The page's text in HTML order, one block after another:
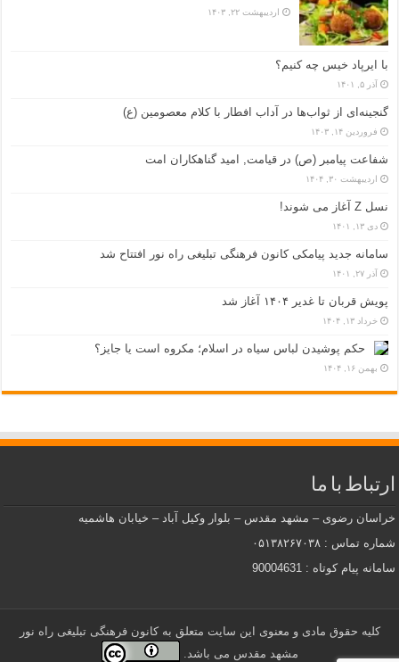
اردیبهشت ۲۲, ۱۴۰۳
با ایرپاد خیس چه کنیم؟
آذر ۵, ۱۴۰۱
گنجینه‌ای از ثواب‌ها در آداب افطار با کلام معصومین (ع)
فروردین ۱۴, ۱۴۰۳
شفاعت پیامبر (ص) در قیامت, امید گناهکاران امت
اردیبهشت ۳۰, ۱۴۰۴
نسل Z آغاز می شوند!
دی ۱۳, ۱۴۰۱
سامانه جدید پیامکی کانون فرهنگی تبلیغی راه نور افتتاح شد
آذر ۲۷, ۱۴۰۱
پویش قربان تا غدیر ۱۴۰۴ آغاز شد
خرداد ۱۳, ۱۴۰۴
حکم پوشیدن لباس سیاه در اسلام؛ مکروه است یا جایز؟
بهمن ۱۶, ۱۴۰۴
ارتباط با ما
خراسان رضوی – مشهد مقدس – بلوار وکیل آباد – خیابان هاشمیه
شماره تماس : ۰۵۱۳۸۲۶۷۰۳۸
سامانه پیام کوتاه : 90004631
کلیه حقوق مادی و معنوی این سایت متعلق به کانون فرهنگی تبلیغی راه نور
مشهد مقدس می باشد.